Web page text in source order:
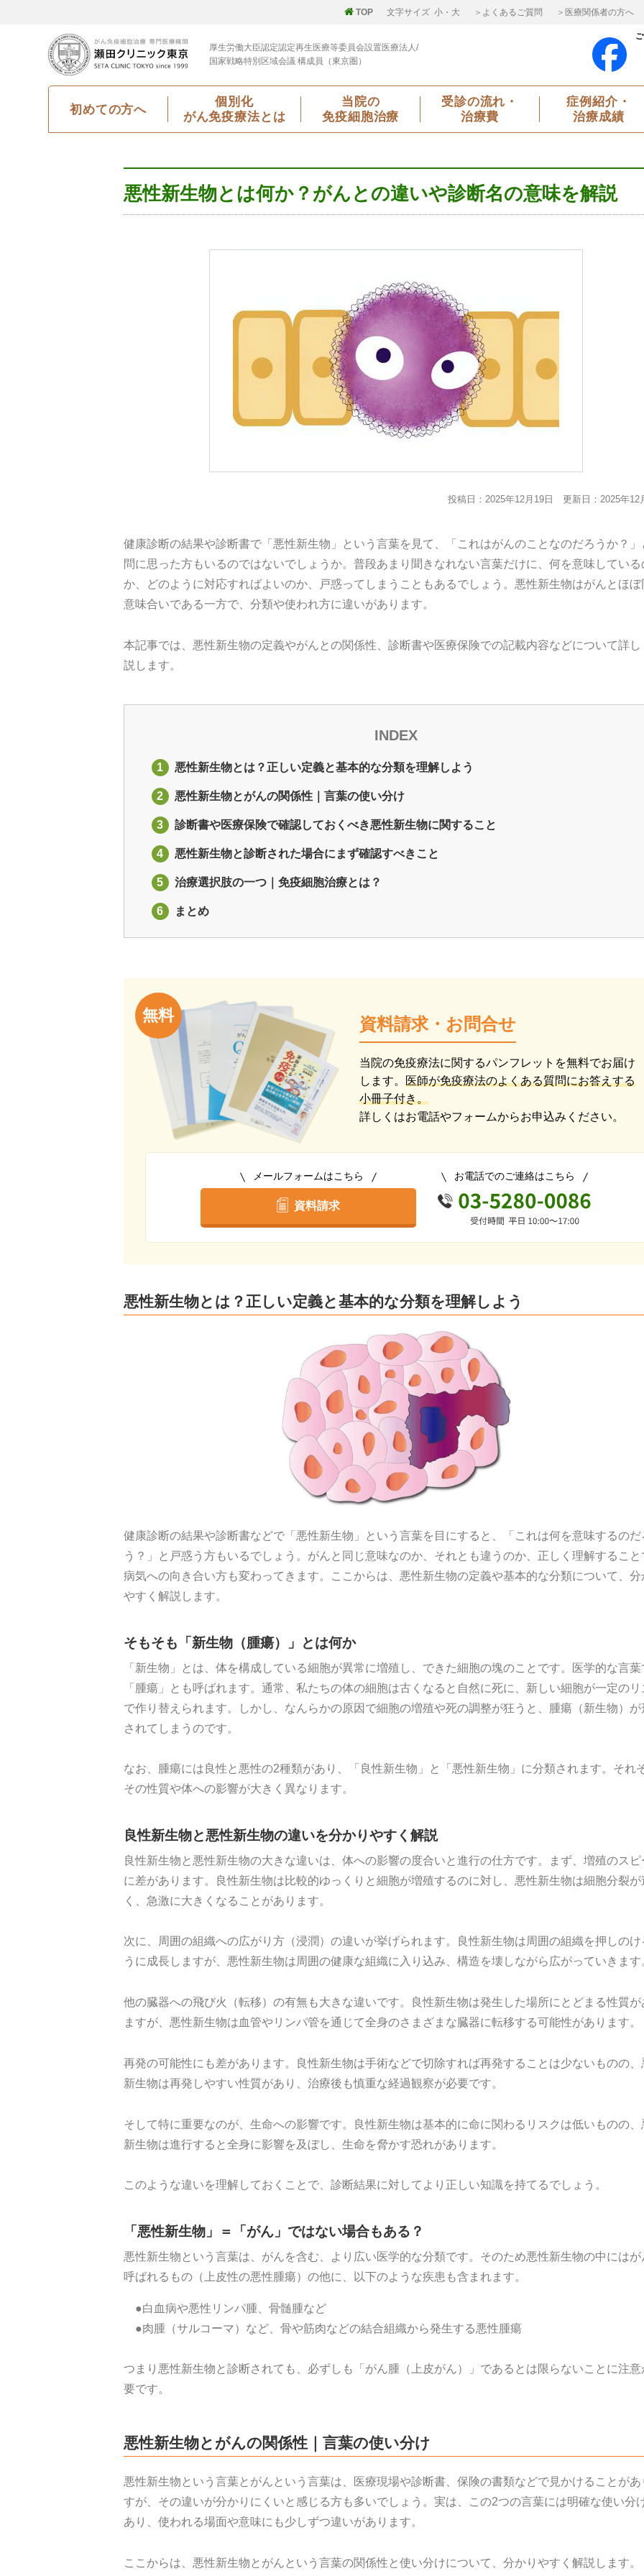
TOP 文字サイズ 小 ・ 大 ＞よくあるご質問 ＞医療関係者の方へ
厚生労働大臣認定認定再生医療等委員会設置医療法人/
国家戦略特別区域会議 構成員（東京圏）
初めての方へ
個別化
がん免疫療法とは
当院の
免疫細胞治療
受診の流れ・
治療費
症例紹介・
治療成績
悪性新生物とは何か？がんとの違いや診断名の意味を解説
投稿日：2025年12月19日 更新日：2025年12
健康診断の結果や診断書で「悪性新生物」という言葉を見て、「これはがんのことなのだろうか？」
問に思った方もいるのではないでしょうか。普段あまり聞きなれない言葉だけに、何を意味している
か、どのように対応すればよいのか、戸惑ってしまうこともあるでしょう。悪性新生物はがんとほぼ
意味合いである一方で、分類や使われ方に違いがあります。
本記事では、悪性新生物の定義やがんとの関係性、診断書や医療保険での記載内容などについて詳し
説します。
INDEX
1 悪性新生物とは？正しい定義と基本的な分類を理解しよう
2 悪性新生物とがんの関係性｜言葉の使い分け
3 診断書や医療保険で確認しておくべき悪性新生物に関すること
4 悪性新生物と診断された場合にまず確認すべきこと
5 治療選択肢の一つ｜免疫細胞治療とは？
6 まとめ
無料 資料請求・お問合せ
当院の免疫療法に関するパンフレットを無料でお届け
します。医師が免疫療法のよくある質問にお答えする
小冊子付き。
詳しくはお電話やフォームからお申込みください。
メールフォームはこちら
資料請求
お電話でのご連絡はこちら
悪性新生物とは？正しい定義と基本的な分類を理解しよう
健康診断の結果や診断書などで「悪性新生物」という言葉を目にすると、「これは何を意味するのだ
う？」と戸惑う方もいるでしょう。がんと同じ意味なのか、それとも違うのか、正しく理解すること
病気への向き合い方も変わってきます。ここからは、悪性新生物の定義や基本的な分類について、分
やすく解説します。
そもそも「新生物（腫瘍）」とは何か
「新生物」とは、体を構成している細胞が異常に増殖し、できた細胞の塊のことです。医学的な言葉
「腫瘍」とも呼ばれます。通常、私たちの体の細胞は古くなると自然に死に、新しい細胞が一定のリ
で作り替えられます。しかし、なんらかの原因で細胞の増殖や死の調整が狂うと、腫瘍（新生物）が
されてしまうのです。
なお、腫瘍には良性と悪性の2種類があり、「良性新生物」と「悪性新生物」に分類されます。それ
その性質や体への影響が大きく異なります。
良性新生物と悪性新生物の違いを分かりやすく解説
良性新生物と悪性新生物の大きな違いは、体への影響の度合いと進行の仕方です。まず、増殖のスピ
に差があります。良性新生物は比較的ゆっくりと細胞が増殖するのに対し、悪性新生物は細胞分裂が
く、急激に大きくなることがあります。
次に、周囲の組織への広がり方（浸潤）の違いが挙げられます。良性新生物は周囲の組織を押しのけ
うに成長しますが、悪性新生物は周囲の健康な組織に入り込み、構造を壊しながら広がっていきます
他の臓器への飛び火（転移）の有無も大きな違いです。良性新生物は発生した場所にとどまる性質が
ますが、悪性新生物は血管やリンパ管を通じて全身のさまざまな臓器に転移する可能性があります。
再発の可能性にも差があります。良性新生物は手術などで切除すれば再発することは少ないものの、
新生物は再発しやすい性質があり、治療後も慎重な経過観察が必要です。
そして特に重要なのが、生命への影響です。良性新生物は基本的に命に関わるリスクは低いものの、
新生物は進行すると全身に影響を及ぼし、生命を脅かす恐れがあります。
このような違いを理解しておくことで、診断結果に対してより正しい知識を持てるでしょう。
「悪性新生物」＝「がん」ではない場合もある？
悪性新生物という言葉は、がんを含む、より広い医学的な分類です。そのため悪性新生物の中にはが
呼ばれるもの（上皮性の悪性腫瘍）の他に、以下のような疾患も含まれます。
●白血病や悪性リンパ腫、骨髄腫など
●肉腫（サルコーマ）など、骨や筋肉などの結合組織から発生する悪性腫瘍
つまり悪性新生物と診断されても、必ずしも「がん腫（上皮がん）」であるとは限らないことに注意
要です。
悪性新生物とがんの関係性｜言葉の使い分け
悪性新生物という言葉とがんという言葉は、医療現場や診断書、保険の書類などで見かけることがあ
すが、その違いが分かりにくいと感じる方も多いでしょう。実は、この2つの言葉には明確な使い分
あり、使われる場面や意味にも少しずつ違いがあります。
ここからは、悪性新生物とがんという言葉の関係性と使い分けについて、分かりやすく解説します。